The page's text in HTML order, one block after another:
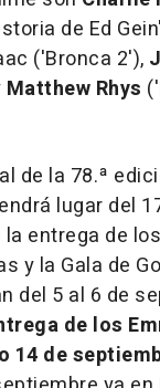
de Ed
('Bronca 2'),
Matthew Rhys
de la 78.ª
lugar del
entrega de
y la Gala de
del 5 al 6 de
de los
14 de